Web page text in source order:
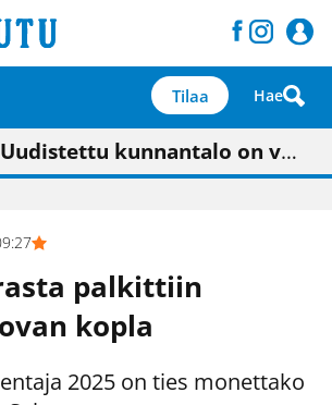
Tilaa Hae
vaihtumisen pitäisi näkyä hieman parempana painojäljen laatuna lehdessä
kunnantalo on valoisa
käynnistämässä uudelleen keskustavisiotyön”
on totuttu elämään omavaraisemmin kuin kaupungissa"
palkittiin
kopla
2025 on ties monettako